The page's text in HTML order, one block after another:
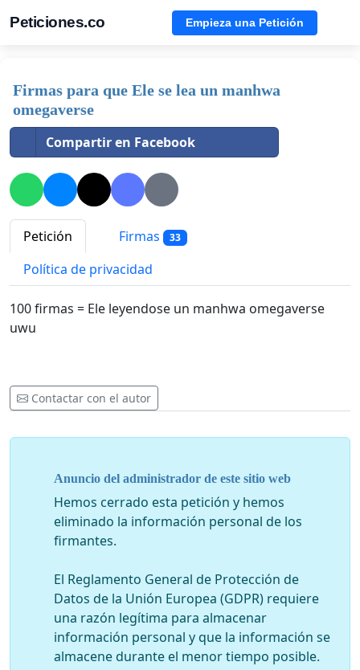
Peticiones.co Empieza una Petición
Firmas para que Ele se lea un manhwa
omegaverse
Compartir en Facebook
Petición Firmas 33
Política de privacidad
100 firmas = Ele leyendose un manhwa omegaverse
uwu
Contactar con el autor
Anuncio del administrador de este sitio web
Hemos cerrado esta petición y hemos
eliminado la información personal de los
firmantes.
El Reglamento General de Protección de
Datos de la Unión Europea (GDPR) requiere
una razón legítima para almacenar
información personal y que la información se
almacene durante el menor tiempo posible.